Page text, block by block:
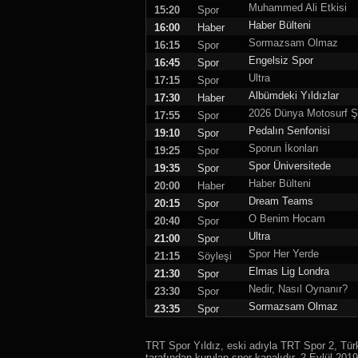
15:20
Spor
Muhammed Ali Etkisi
16:00
Haber
Haber Bülteni
16:15
Spor
Sormazsam Olmaz
16:45
Spor
Engelsiz Spor
17:15
Spor
Ultra
17:30
Haber
Albümdeki Yıldızlar
17:55
Spor
2026 Dünya Motosurf
19:10
Spor
Pedalın Senfonisi
19:25
Spor
Sporun İkonları
19:35
Spor
Spor Üniversitede
20:00
Haber
Haber Bülteni
20:15
Spor
Dream Teams
20:40
Spor
O Benim Hocam
21:00
Spor
Ultra
21:15
Söyleşi
Spor Her Yerde
21:30
Spor
Elmas Lig Londra
23:30
Spor
Nedir, Nasıl Oynanır?
23:35
Spor Sormazsam Olmaz
TRT Spor Yıldız, eski adıyla TRT Spor 2,